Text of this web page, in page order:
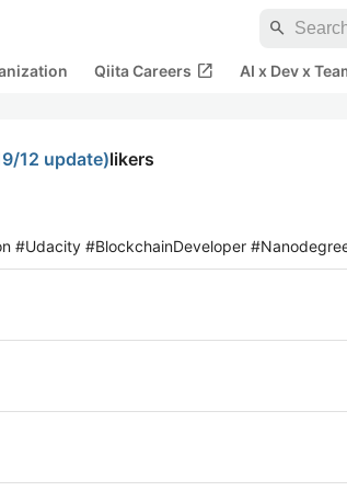
search
Qiita Careers open_in_new AI x Dev x
12 update)likers
#Udacity #BlockchainDeveloper